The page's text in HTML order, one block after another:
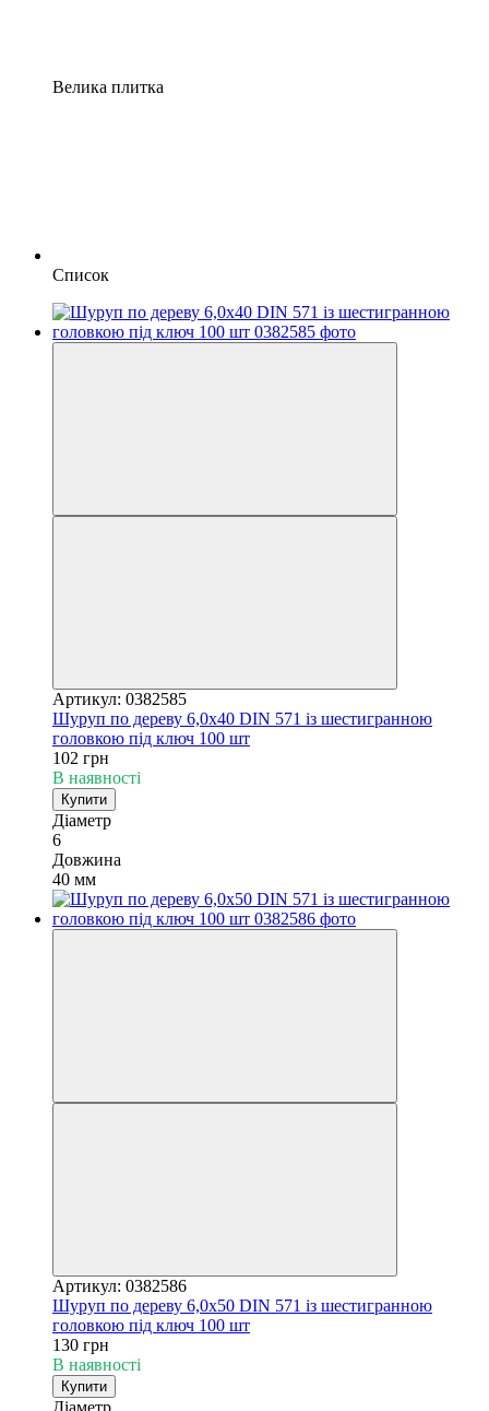
Велика плитка
Список
Артикул: 0382585
Шуруп по дереву 6,0х40 DIN 571 із шестигранною
головкою під ключ 100 шт
102 грн
В наявності
Купити
Діаметр
6
Довжина
40 мм
Артикул: 0382586
Шуруп по дереву 6,0х50 DIN 571 із шестигранною
головкою під ключ 100 шт
130 грн
В наявності
Купити
Діаметр